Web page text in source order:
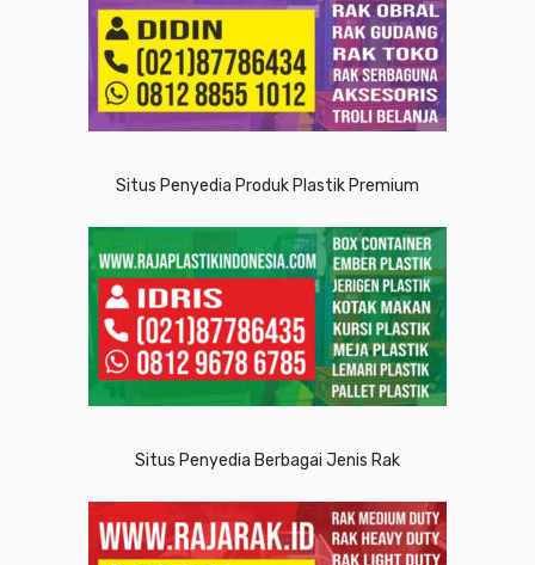
Situs Penyedia Produk Plastik Premium
Situs Penyedia Berbagai Jenis Rak